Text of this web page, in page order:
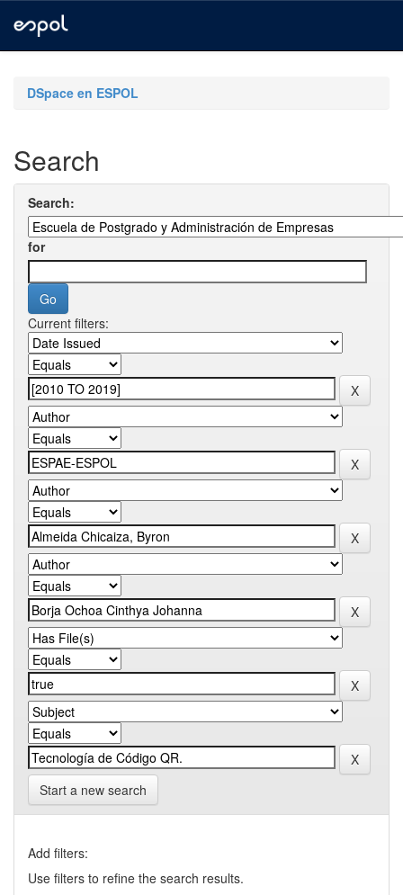
navigationDSpace en ESPOL
Search
Search:
for
Current filters:
Start a new search
Add filters:
Use filters to refine the search results.